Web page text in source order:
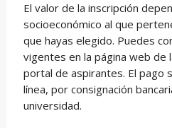
El valor de la inscripción
socioeconómico al que
que hayas elegido. Puedes
vigentes en la página web de
portal de aspirantes. El pago
línea, por consignación
universidad.